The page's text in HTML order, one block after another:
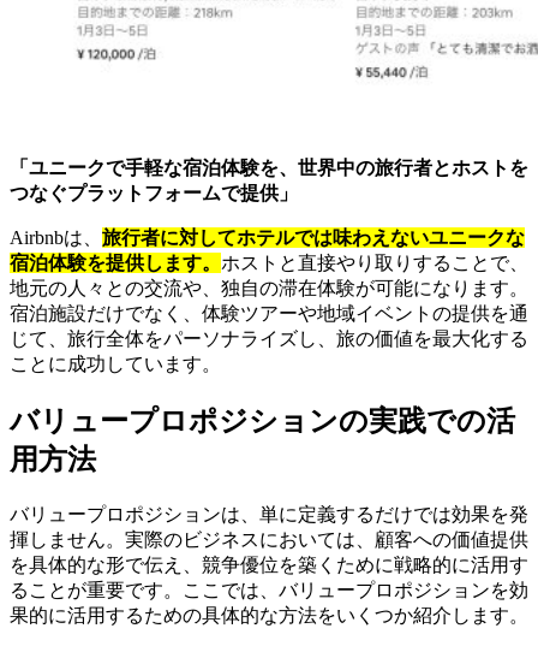
「ユニークで手軽な宿泊体験を、世界中の旅行者とホストを
つなぐプラットフォームで提供」
Airbnbは、 旅行者に対してホテルでは味わえないユニークな
宿泊体験を提供します。 ホストと直接やり取りすることで、
地元の人々との交流や、独自の滞在体験が可能になります。
宿泊施設だけでなく、体験ツアーや地域イベントの提供を通
じて、旅行全体をパーソナライズし、旅の価値を最大化する
ことに成功しています。
バリュープロポジションの実践での活
用方法
バリュープロポジションは、単に定義するだけでは効果を発
揮しません。実際のビジネスにおいては、顧客への価値提供
を具体的な形で伝え、競争優位を築くために戦略的に活用す
ることが重要です。ここでは、バリュープロポジションを効
果的に活用するための具体的な方法をいくつか紹介します。